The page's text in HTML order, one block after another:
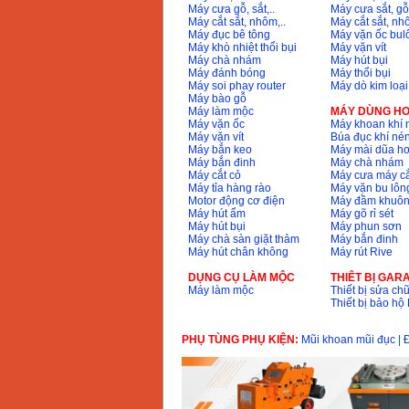
Máy mài 100mm
Makita 9553B (710W)
Giá :1296000
Máy cưa gỗ, sắt,..
Máy cắt sắt, nhôm,..
Máy đục bê tông
Máy khò nhiệt thổi bụi
Máy chà nhám
Máy đánh bóng
Máy soi phay router
Máy bào gỗ
Máy làm mộc
Máy vặn ốc
Máy vặn vít
Máy bắn keo
Máy bắn đinh
Máy cắt cỏ
Máy tỉa hàng rào
Motor động cơ điện
Máy hút ẩm
Máy hút bụi
Máy chà sàn giặt thảm
Máy hút chân không
DỤNG CỤ LÀM MỘC
Máy làm mộc
Máy cưa sắt,
Máy cắt sắt,
Máy vặn ốc
Máy vặn vít
Máy hút bụi
Máy thổi bụi
Máy dò kim loại
MÁY DÙNG
Máy khoan khí
Búa đục khí nén
Máy mài dũa
Máy chà nhám
Máy cưa máy
Máy vặn bu
Máy đầm
Máy gõ rỉ sét
Máy phun sơn
Máy bắn đinh
Máy rút Rive
THIÊT BỊ
Thiết bị sửa
Thiết bị bảo hộ
PHỤ TÙNG PHỤ KIỆN: Mũi khoan mũi đục|